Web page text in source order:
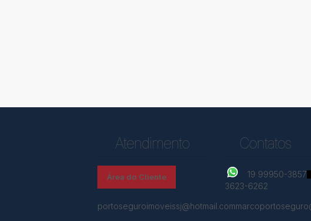
Atendimento
Área do Cliente
portoseguroimoveissj@hotmail.com
Contatos
19 99950-3857
3623-6262